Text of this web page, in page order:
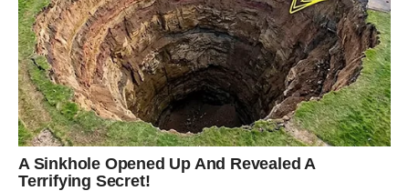
Blizanci
Dan pred vama biće ispunjen iznenađenjima. Telefon bi
mogao zvoniti češće nego inače, a jedna poruka mogla bi
potpuno promeniti vaše planove.
Na poslu ćete imati priliku da pokažete koliko vredite.
Nadređeni primećuju vaš trud, pa nije isključena ni